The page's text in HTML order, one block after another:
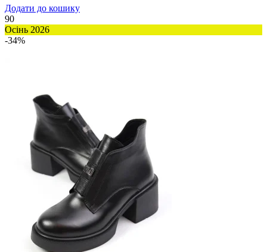
Додати до кошику
90
Осінь 2026
-34%